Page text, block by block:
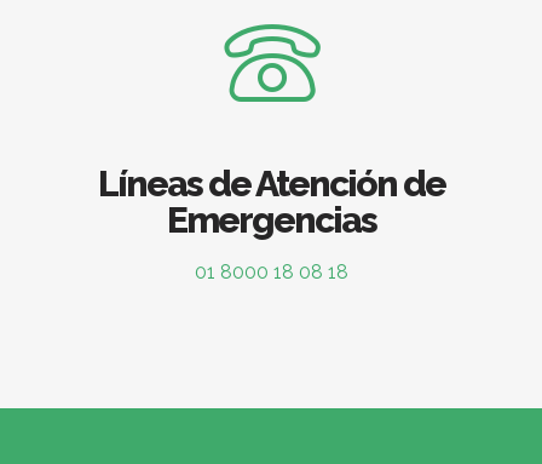
Líneas de Atención de
Emergencias
01 8000 18 08 18